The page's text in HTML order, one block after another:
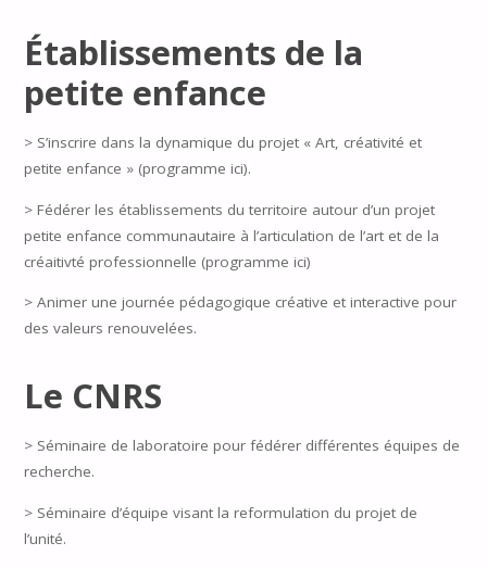
Établissements de la
petite enfance
> S’inscrire dans la dynamique du projet « Art, créativité et
petite enfance » (programme ici).
> Fédérer les établissements du territoire autour d’un projet
petite enfance communautaire à l’articulation de l’art et de la
créaitivté professionnelle (programme ici)
> Animer une journée pédagogique créative et interactive pour
des valeurs renouvelées.
Le CNRS
> Séminaire de laboratoire pour fédérer différentes équipes de
recherche.
> Séminaire d’équipe visant la reformulation du projet de
l’unité.